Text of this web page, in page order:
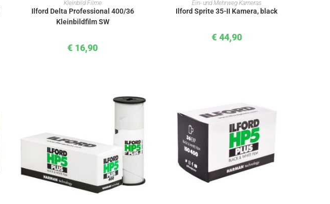
Kleinbild Filme
Ilford Delta Professional 400/36
Kleinbildfilm SW
€ 16,90
Ein- und Mehrweg Kameras
Ilford Sprite 35-II Kamera, black
€ 44,90